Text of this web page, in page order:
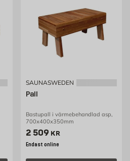
SAUNASWEDEN
Pall
Bastupall i värmebehandlad asp,
700x400x350mm
Pris 2509 kr
2 509 KR
Endast online